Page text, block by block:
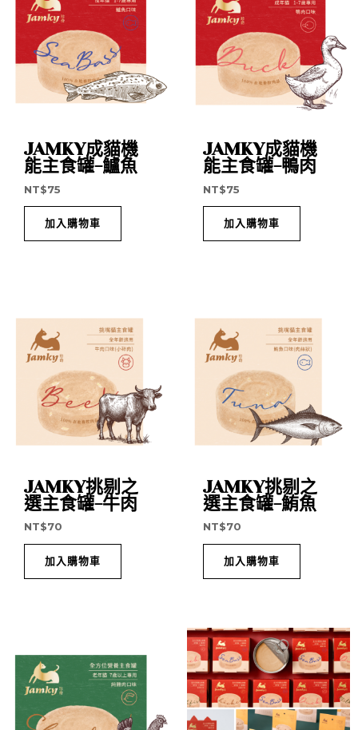
JAMKY成貓機
能主食罐-鱸魚
NT$75
加入購物車
JAMKY成貓機
能主食罐-鴨肉
NT$75
加入購物車
JAMKY挑剔之
選主食罐-牛肉
NT$70
加入購物車
JAMKY挑剔之
選主食罐-鮪魚
NT$70
加入購物車